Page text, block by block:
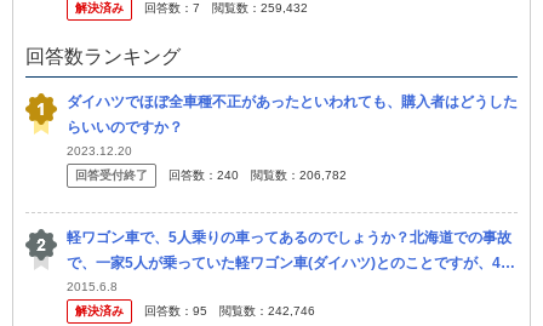
えられま...
解決済み
回答数： 7 閲覧数： 259,432
回答数ランキング
ダイハツでほぼ全車種不正があったといわれても、購入者はどうした
らいいのですか？
2023.12.20
回答受付終了
回答数： 240 閲覧数： 206,782
軽ワゴン車で、5人乗りの車ってあるのでしょうか？北海道での事故
で、一家5人が乗っていた軽ワゴン車(ダイハツ)とのことですが、4人
亡くなられて1人重体、 気の毒なもらい事故のようですが、定員オー
バ...
2015.6.8
解決済み
回答数： 95 閲覧数： 242,746